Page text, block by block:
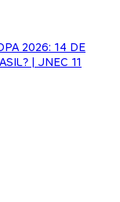
2026: 14 DE
| JNEC 11